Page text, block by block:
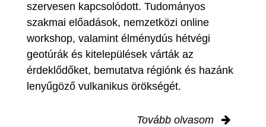
szervesen kapcsolódott. Tudományos
szakmai előadások, nemzetközi online
workshop, valamint élménydús hétvégi
geotúrák és kitelepülések várták az
érdeklődőket, bemutatva régiónk és hazánk
lenyűgöző vulkanikus örökségét.
Tovább olvasom